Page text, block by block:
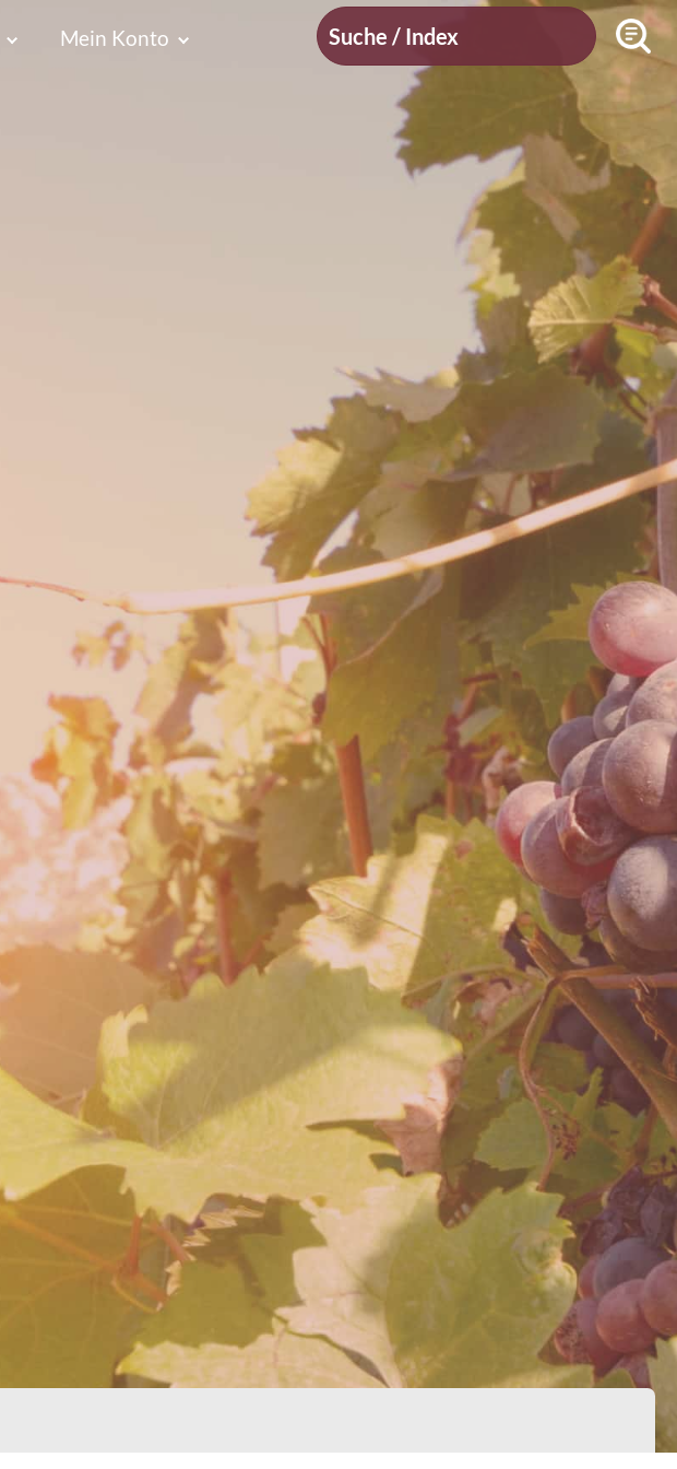
Mein Konto
Suche